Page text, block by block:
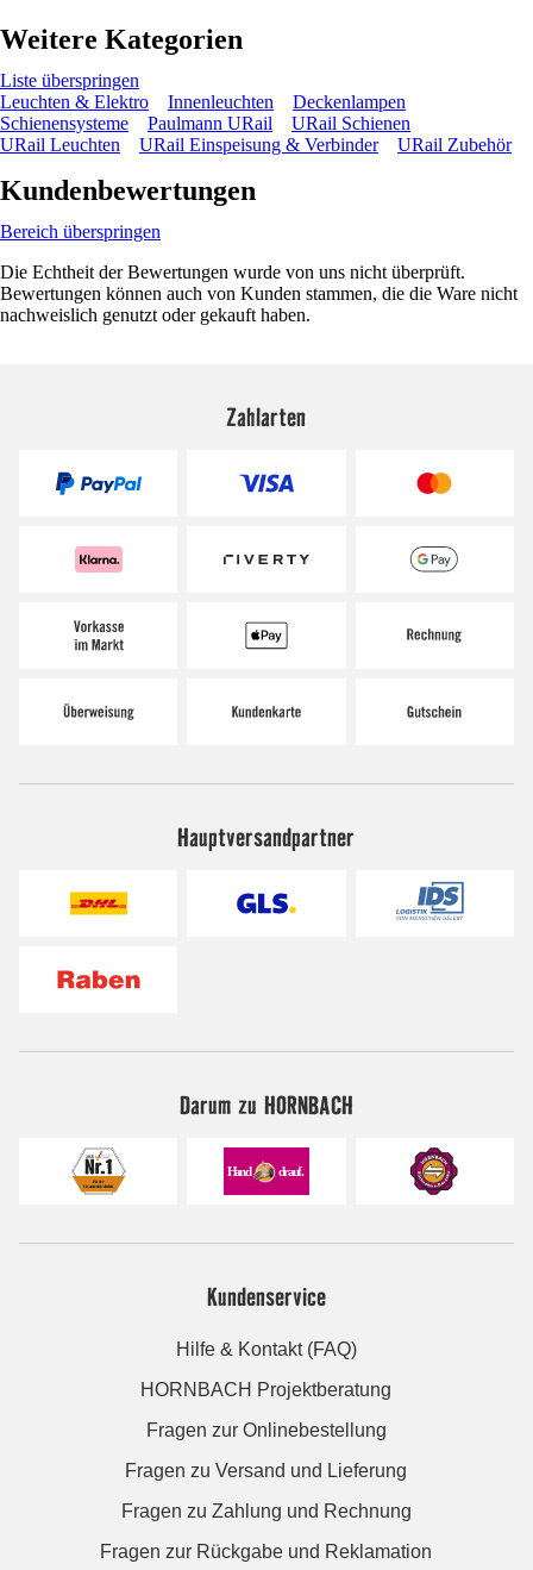
Weitere Kategorien
Liste überspringen
Leuchten & Elektro
Innenleuchten
Deckenlampen
Schienensysteme
Paulmann URail
URail Schienen
URail Leuchten
URail Einspeisung & Verbinder URail Zubehör
Kundenbewertungen
Bereich überspringen
Die Echtheit der Bewertungen wurde von uns nicht überprüft.
Bewertungen können auch von Kunden stammen, die die Ware nicht
nachweislich genutzt oder gekauft haben.
Zahlarten
Hauptversandpartner
Darum zu HORNBACH
Kundenservice
Hilfe & Kontakt (FAQ)
HORNBACH Projektberatung
Fragen zur Onlinebestellung
Fragen zu Versand und Lieferung
Fragen zu Zahlung und Rechnung
Fragen zur Rückgabe und Reklamation